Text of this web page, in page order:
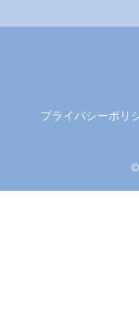
プライバシーポリ